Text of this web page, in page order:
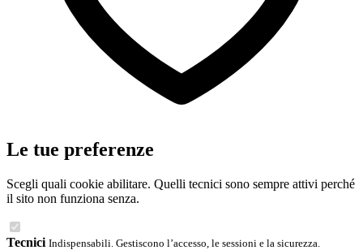
Le tue preferenze
Scegli quali cookie abilitare. Quelli tecnici sono sempre attivi perché
il sito non funziona senza.
Tecnici Indispensabili. Gestiscono l’accesso, le sessioni e la sicurezza.